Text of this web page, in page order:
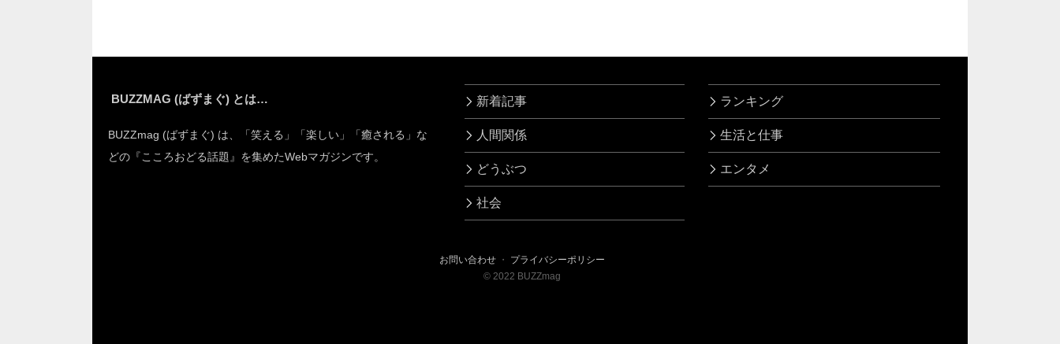
BUZZMAG (ばずまぐ) とは…
BUZZmag (ばずまぐ) は、「笑える」「楽しい」「癒される」な
どの『こころおどる話題』を集めたWebマガジンです。
新着記事
人間関係
どうぶつ
社会
ランキング
生活と仕事
エンタメ
お問い合わせ ・ プライバシーポリシー
© 2022 BUZZmag